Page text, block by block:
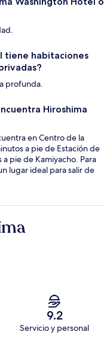
tiene habitaciones
profunda.
Hiroshima
en Centro de la
a pie de Estación de
pie de Kamiyacho. Para
lugar ideal para salir de
9.2
Servicio y personal